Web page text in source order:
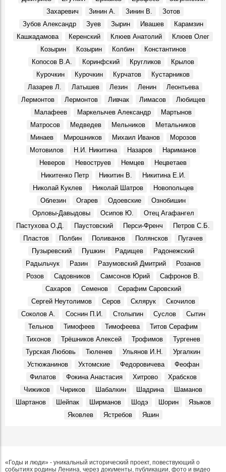
Вниманию ульяновцев!
События, 7 Августа 1969
Праздник в Шаховском
События, 10 Августа 1969
Геннадий Александрович Демочкин, литератор, краевед:
Воспоминания, 11 Августа 1969
События, 3 Августа 1970
Александр Сергеевич Сергеев, в 1970 году конструктор
особого конструкторского бюро Ульяновского
механического завода:
По сниженным ценам
Ульяновский гормолзавод
События, 3 Августа 1971
Захаревич
Зинин А. Зинин В.
Зотов
Зубов Александр
Зуев Зырин Ивашев
Карамзин
Кашкадамова
Керенский Клюев Анатолий
Клюев Олег
Козырин
Козырин Колбин
Константинов
Копосов В.А.
Коринфский Кругликов
Крылов
Курочкин
Курочкин Курчатов
Кустарников
Лазарев Л.
Латышев Лезин Ленин
Леонтьева
Лермонтов
Лермонтов Ливчак Лимасов
Любищев
Малафеев
Маркелычев Александр
Мартынов
Матросов
Медведев Мельников
Метальников
Минаев
Мирошников Михаил Иванов
Морозов
Мотовилов
Н.И. Никитина Назаров
Нариманов
Неверов
Невоструев Немцев
Нецветаев
Никитенко Петр
Никитин В.
Никитина Е.И.
Николай Куклев
Николай Шатров
Новопольцев
Облезин
Огарев Одоевские
Ознобишин
Орловы-Давыдовы
Осипов Ю.
Отец Агафангел
Пастухова О.Д.
Паустовский Перси-Френч
Петров С.Б.
Пластов
Полбин Поливанов Полянсков
Пугачев
Пузыревский
Пушкин Радищев
Радонежский
Радыльчук
Разин Разумовский Дмитрий
Розанов
Розов
Садовников Самсонов Юрий
Сафронов В.
Сахаров
Семенов
Серафим Саровский
Сергей Неутолимов
Серов Склярук
Скочилов
Соколов А.
Соснин П.И. Столыпин Суслов
Сытин
Тельнов
Тимофеев Тимофеева
Титов Серафим
Тихонов
Трёшников Алексей Трофимов
Тургенев
Турская Любовь
Тюленев Ульянов И.Н.
Ургалкин
Устюжанинов
Ухтомские Федоровичева
Феофан
Филатов
Фокина Анастасия Хитрово
Храбсков
Чижиков
Чириков Шабалкин Шадрина
Шаманов
Шартанов
Шейпак Ширманов Шодэ Шорин
Языков
Яковлев
Ястребов Яшин
«Годы и люди» - уникальный исторический проект, повествующий о
событиях родины Ленина, через документы, публикации, фото и видео